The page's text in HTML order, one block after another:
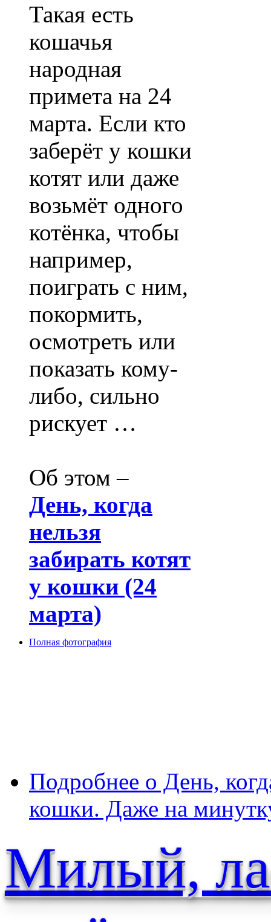
Такая есть
кошачья
народная
примета на 24
марта. Если кто
заберёт у кошки
котят или даже
возьмёт одного
котёнка, чтобы
например,
поиграть с ним,
покормить,
осмотреть или
показать кому-
либо, сильно
рискует …
Об этом –
День, когда
нельзя
забирать котят
у кошки (24
марта)
Полная фотография
Подробнее о День,
кошки. Даже на
Милый,